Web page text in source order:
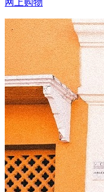
网上购物